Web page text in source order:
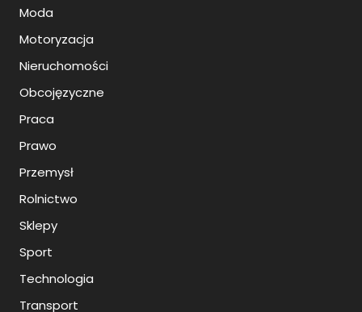
Moda
Motoryzacja
Nieruchomości
Obcojęzyczne
Praca
Prawo
Przemysł
Rolnictwo
Sklepy
Sport
Technologia
Transport